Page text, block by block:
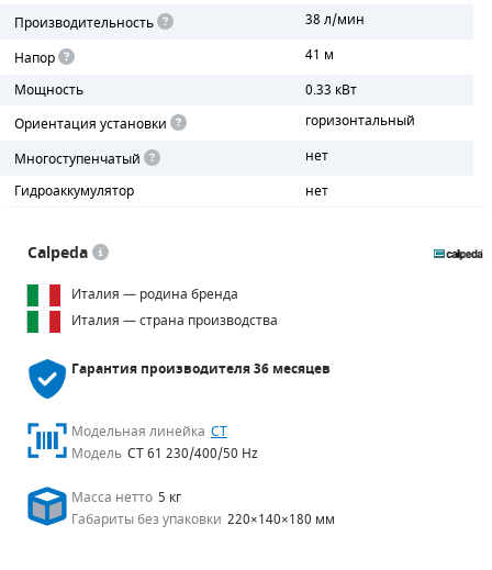
Производительность
38 л/мин
Напор
41 м
Мощность
0.33 кВт
Ориентация установки
горизонтальный
Многоступенчатый
нет
Гидроаккумулятор
нет
Calpeda
Италия — родина бренда
Италия — страна производства
Гарантия производителя36 месяцев
Модельная линейка CT
Модель CT 61 230/400/50 Hz
Масса нетто 5 кг
Габариты без упаковки 220×140×180 мм
ПОРШНЕВЫЕ БЛОКИ
ДЕТАЛИ ПОРШНЕВЫХ КОМПРЕССОРОВ
ДЕТАЛИ НАСОСНОЙ ЧАСТИ
ШЛАНГИ ДЛЯ МОТОПОМП
ДЛЯ ВАКУУМНЫХ НАСОСОВ